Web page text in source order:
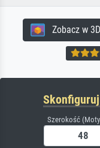
Zobacz w
Szerokość